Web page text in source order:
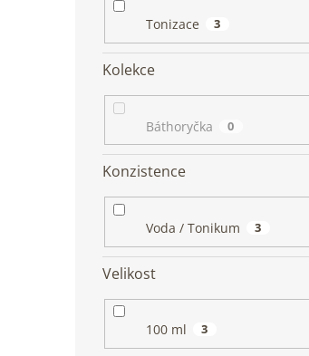
Tonizace 3
Kolekce
Báthoryčka 0
Konzistence
Voda / Tonikum 3
Velikost
100 ml 3